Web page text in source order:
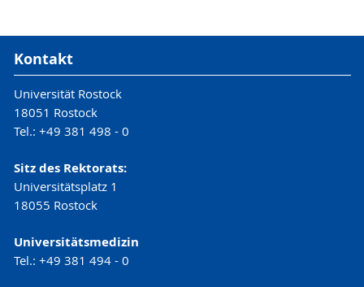
Kontakt
Universität Rostock
18051 Rostock
Tel.: +49 381 498 - 0
Sitz des Rektorats:
Universitätsplatz 1
18055 Rostock
Universitätsmedizin
Tel.: +49 381 494 - 0